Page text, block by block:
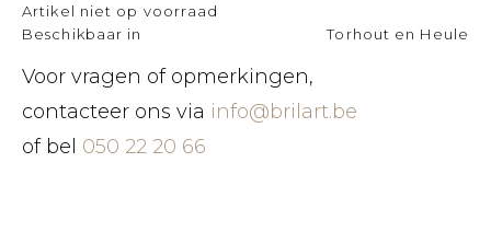
Artikel niet op voorraad
Beschikbaar in
Torhout en Heule
Voor vragen of opmerkingen,
contacteer ons via info@brilart.be
of bel 050 22 20 66